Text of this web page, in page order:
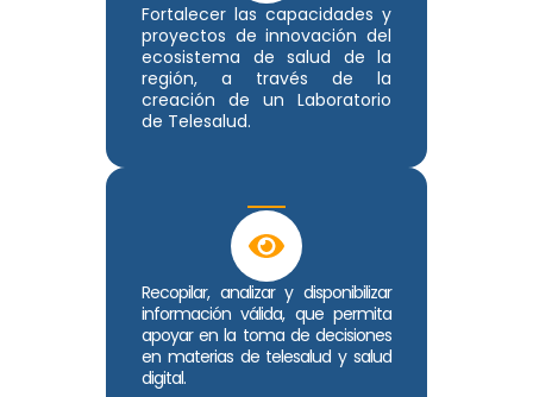
Fortalecer las capacidades y
proyectos de innovación del
ecosistema de salud de la
región, a través de la
creación de un Laboratorio
de Telesalud.
Recopilar, analizar y disponibilizar
información válida, que permita
apoyar en la toma de decisiones
en materias de telesalud y salud
digital.